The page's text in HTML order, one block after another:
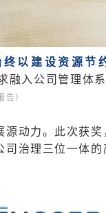
以建设资源节
融入公司管理体
告）
动力。此次获
治理三位一体